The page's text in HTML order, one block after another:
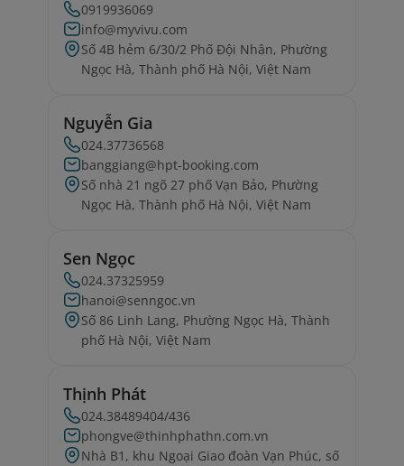
0919936069
info@myvivu.com
Số 4B hẻm 6/30/2 Phố Đội Nhân, Phường
Ngọc Hà, Thành phố Hà Nội, Việt Nam
Nguyễn Gia
024.37736568
banggiang@hpt-booking.com
Số nhà 21 ngõ 27 phố Vạn Bảo, Phường
Ngọc Hà, Thành phố Hà Nội, Việt Nam
Sen Ngọc
024.37325959
hanoi@senngoc.vn
Số 86 Linh Lang, Phường Ngọc Hà, Thành
phố Hà Nội, Việt Nam
Thịnh Phát
024.38489404/436
phongve@thinhphathn.com.vn
Nhà B1, khu Ngoại Giao đoàn Vạn Phúc, số